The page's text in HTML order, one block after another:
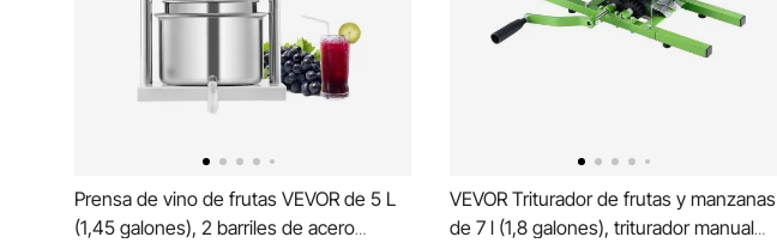
Prensa de vino de frutas VEVOR de 5 L
(1,45 galones), 2 barriles de acero
VEVOR Triturador de frutas y manzanas
de 7 l (1,8 galones), triturador manual